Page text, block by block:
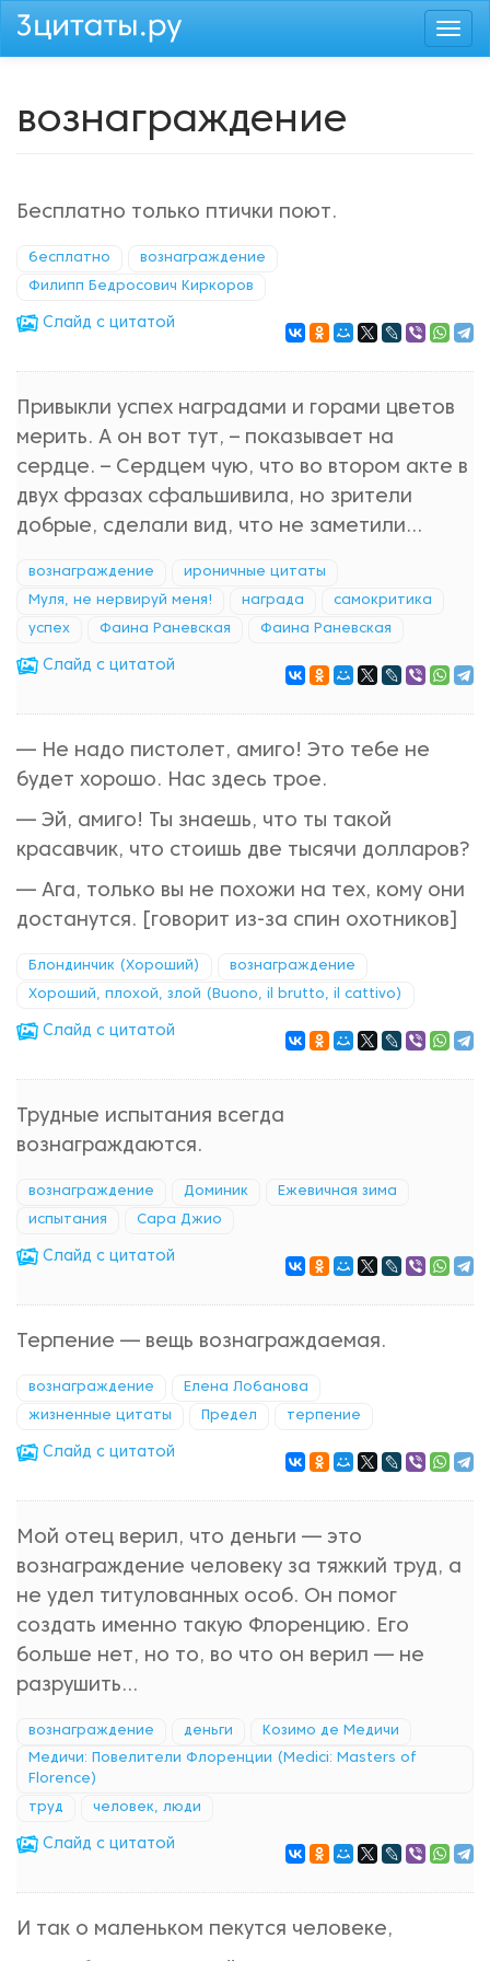
Перейти
вознаграждение
Бесплатно только птички поют.
бесплатно вознаграждение
Филипп Бедросович Киркоров
Cлайд с цитатой
Привыкли успех наградами и горами цветов
мерить. А он вот тут, – показывает на
сердце. – Сердцем чую, что во втором акте в
двух фразах сфальшивила, но зрители
добрые, сделали вид, что не заметили…
вознаграждение ироничные цитаты
Муля, не нервируй меня! награда самокритика
успех Фаина Раневская Фаина Раневская
Cлайд с цитатой
— Не надо пистолет, амиго! Это тебе не
будет хорошо. Нас здесь трое.
— Эй, амиго! Ты знаешь, что ты такой
красавчик, что стоишь две тысячи долларов?
— Ага, только вы не похожи на тех, кому они
достанутся. [говорит из-за спин охотников]
Блондинчик (Хороший) вознаграждение
Хороший, плохой, злой (Buono, il brutto, il cattivo)
Cлайд с цитатой
Трудные испытания всегда
вознаграждаются.
вознаграждение Доминик Ежевичная зима
испытания Сара Джио
Cлайд с цитатой
Терпение — вещь вознаграждаемая.
вознаграждение Елена Лобанова
жизненные цитаты Предел терпение
Cлайд с цитатой
Мой отец верил, что деньги — это
вознаграждение человеку за тяжкий труд, а
не удел титулованных особ. Он помог
создать именно такую Флоренцию. Его
больше нет, но то, во что он верил — не
разрушить...
вознаграждение деньги Козимо де Медичи
Медичи: Повелители Флоренции (Medici: Masters of
Florence)
труд человек, люди
Cлайд с цитатой
И так о маленьком пекутся человеке,